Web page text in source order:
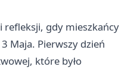
refleksji, gdy mieszkańcy
Maja. Pierwszy dzień
które było